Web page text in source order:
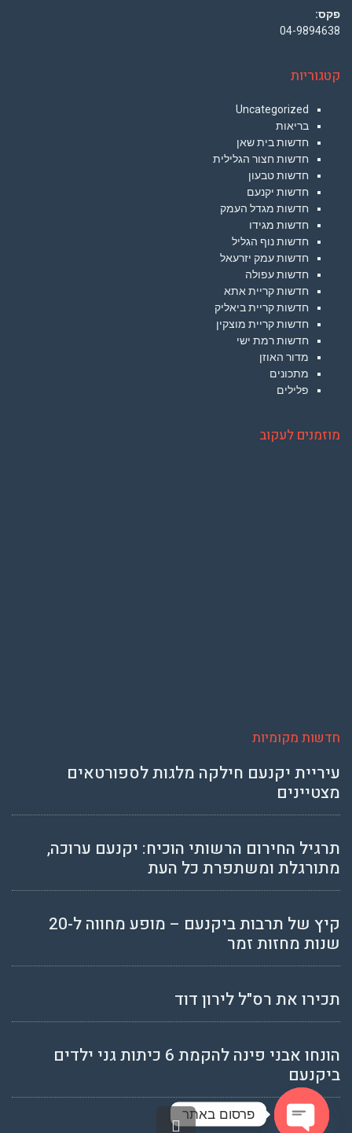
פקס:
04-9894638
קטגוריות
Uncategorized
בריאות
חדשות בית שאן
חדשות חצור הגלילית
חדשות טבעון
חדשות יקנעם
חדשות מגדל העמק
חדשות מגידו
חדשות נוף הגליל
חדשות עמק יזרעאל
חדשות עפולה
חדשות קריית אתא
חדשות קריית ביאליק
חדשות קריית מוצקין
חדשות רמת ישי
מדור האוזן
מתכונים
פלילים
מוזמנים לעקוב
חדשות מקומיות
עיריית יקנעם חילקה מלגות לספורטאים
מצטיינים
תרגיל החירום הרשותי הוכיח: יקנעם ערוכה,
מתורגלת ומשתפרת כל העת
קיץ של תרבות ביקנעם – מופע מחווה ל-20
שנות מחזות זמר
תכירו את רס"ל לירון דוד
הונחו אבני פינה להקמת 6 כיתות גני ילדים
ביקנעם
גלילה
פרסום באתר